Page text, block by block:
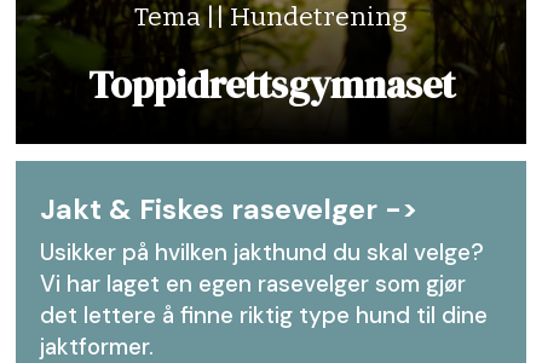
Tema || Hundetrening
Toppidrettsgymnaset
Jakt & Fiskes rasevelger ->
Usikker på hvilken jakthund du skal velge?
Vi har laget en egen rasevelger som gjør
det lettere å finne riktig type hund til dine
jaktformer.